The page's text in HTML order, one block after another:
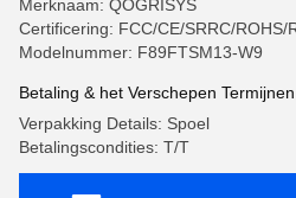
Merknaam: QOGRISYS
Certificering: FCC/CE/SRRC/ROHS/
Modelnummer: F89FTSM13-W9
Betaling & het Verschepen Termijnen
Verpakking Details: Spoel
Betalingscondities: T/T